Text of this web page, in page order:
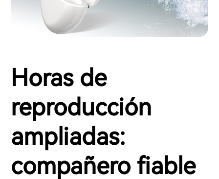
Horas de
reproducción
ampliadas:
compañero fiable